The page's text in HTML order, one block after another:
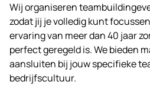
Wij organiseren
zodat jij je volledig kunt
ervaring van meer dan 40 jaar
perfect geregeld is. We bieden
aansluiten bij jouw specifieke
bedrijfscultuur.